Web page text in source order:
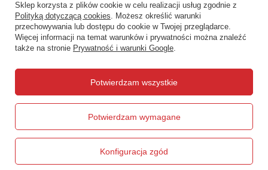
508372615 biuro@centrumwarsztatowe.pl
CentrumWarsztatowe.pl,Hetmańska 25,15-727Białystok
Sklep korzysta z plików cookie w celu realizacji usług zgodnie z
Polityką dotyczącą cookies. Możesz określić warunki
przechowywania lub dostępu do cookie w Twojej przeglądarce.
Więcej informacji na temat warunków i prywatności można znaleźć
także na stronie Prywatność i warunki Google.
Potwierdzam wymagane
Konfiguracja zgód
Potwierdzam wszystkie